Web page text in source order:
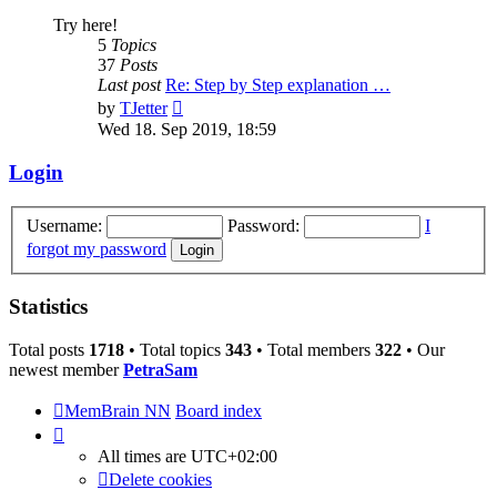
Try here!
5 Topics
37 Posts
Last post Re: Step by Step explanation …
by TJetter
the
latest
Wed 18. Sep 2019, 18:59
Login
Username: Password:
I
forgot my password
Statistics
Total posts 1718 • Total topics 343 • Total members 322 • Our
newest memberPetraSam
MemBrain NN Board index
All times are UTC+02:00
Delete cookies